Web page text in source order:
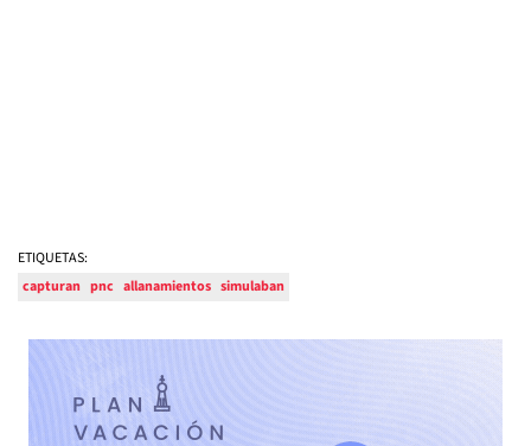
ETIQUETAS:
capturan pnc allanamientos simulaban